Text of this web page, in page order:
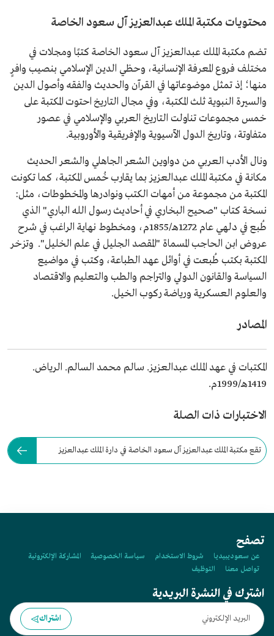
محتويات مكتبة الملك عبدالعزيز آل سعود الخاصة
تضم مكتبة الملك عبدالعزيز آل سعود الخاصة كتبًا ومجلات في
مختلف فروع المعرفة الإنسانية، وحظي الدين الإسلامي بنصيب وافرٍ
منها؛ إذ تمثل موضوعاتها في القرآن والحديث والفقه وأصول الدين
والسيرة النبوية ثلث المكتبة، وفي مجال التاريخ احتوت المكتبة على
خمس مجموعات تناولت التاريخ العربي والإسلامي في عصور
متفاوتة، وتاريخ الدول الآسيوية والإفريقية والأوروبية.
ونال الأدب العربي من دواوين الشعر الجاهلي والشعر الحديث
مكانة في مكتبة الملك عبدالعزيز بما يقارب خُمس المكتبة، كما تكونت
المكتبة من مجموعة من أمهات الكتب ونوادرها والمخطوطات، مثل:
نسخة كتاب "صحيح البخاري في أحاديث رسول الله الباري" الذي
طُبع في دلهي عام 1272هـ/1855م، ومخطوط نهاية الراغب في شرح
عروض ابن الحاجب المسماة "المقصد الجليل في علم الخليل". وتزخر
المكتبة بكتب طُبعت في أوائل عهد الطباعة، وكتب في مواضيع
السياسة والقانون الدولي والتراجم والطب والتعليم والاقتصاد
والعلوم العسكرية ورياضة ركوب الخيل.
المصادر
المكتبات في عهد الملك عبدالعزيز. سالم محمد السالم. الرياض.
1419هـ/1999م.
الاختبارات ذات الصلة
تقع مكتبة الملك عبدالعزيز آل سعود الخاصة في دارة الملك عبدالعزيز
تصفح
عن سعوديبيديا شروط الاستخدام سياسة الخصوصية
المشاركة الإلكترونية
تواصل معنا
التوظيف
اشترك في النشرة البريدية
اشتراك